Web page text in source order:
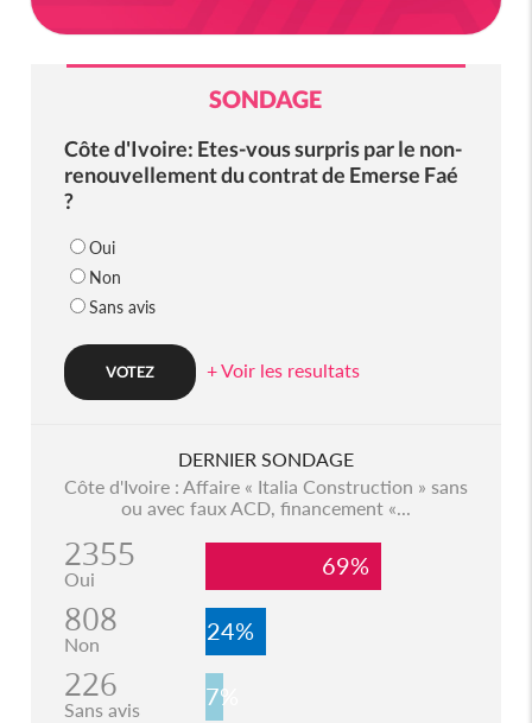
SONDAGE
Côte d'Ivoire: Etes-vous surpris par le non-
renouvellement du contrat de Emerse Faé
?
Oui
Non
Sans avis
+ Voir les resultats
DERNIER SONDAGE
Côte d'Ivoire : Affaire « Italia Construction » sans
ou avec faux ACD, financement «...
2355
Oui 69%
808
Non 24%
226
Sans avis 7%